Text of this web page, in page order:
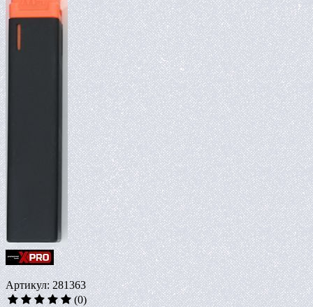
Артикул: 281363
(0)